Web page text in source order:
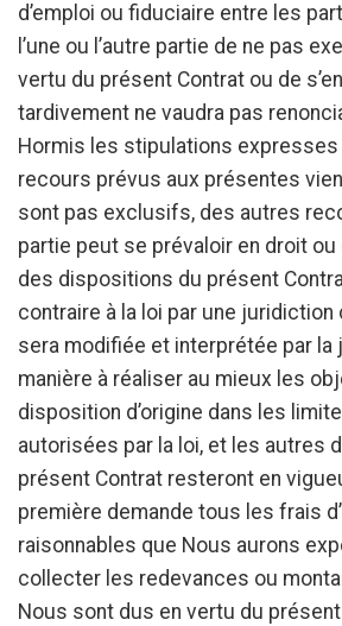
d’emploi ou fiduciaire entre les
l’une ou l’autre partie de ne pas
vertu du présent Contrat ou de
tardivement ne vaudra pas
Hormis les stipulations
recours prévus aux présentes
sont pas exclusifs, des autres
partie peut se prévaloir en droit ou
des dispositions du présent
contraire à la loi par une
sera modifiée et interprétée par la
manière à réaliser au mieux les
disposition d’origine dans les
autorisées par la loi, et les autres
présent Contrat resteront en
première demande tous les frais
raisonnables que Nous aurons
collecter les redevances ou
Nous sont dus en vertu du